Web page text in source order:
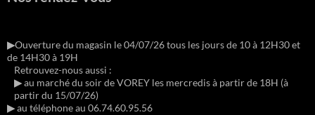
▶︎Ouverture du magasin le 04/07/26 tous les jours de 10 à 12H30 et
de 14H30 à 19H
Retrouvez-nous aussi :
▶︎au marché du soir de VOREY les mercredis à partir de 18H (à
partir du 15/07/26)
▶︎au téléphone au 06.74.60.95.56